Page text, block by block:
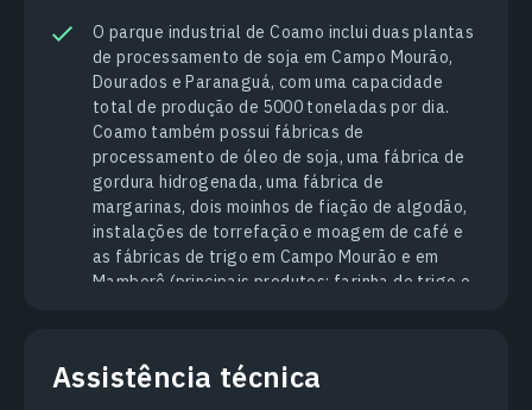
O parque industrial de Coamo inclui duas plantas
de processamento de soja em Campo Mourão,
Dourados e Paranaguá, com uma capacidade
total de produção de 5000 toneladas por dia.
Coamo também possui fábricas de
processamento de óleo de soja, uma fábrica de
gordura hidrogenada, uma fábrica de
margarinas, dois moinhos de fiação de algodão,
instalações de torrefação e moagem de café e
as fábricas de trigo em Campo Mourão e em
Mamborê (principais produtos: farinha de trigo e
Assistência técnica